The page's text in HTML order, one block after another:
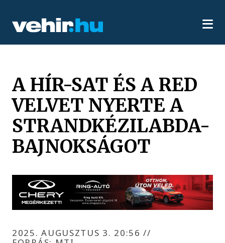
A HÍR-SAT ÉS A RED
VELVET NYERTE A
STRANDKÉZILABDA-
BAJNOKSÁGOT
2025. AUGUSZTUS 3. 20:56//